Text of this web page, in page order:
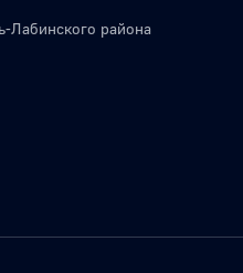
Лабинского района